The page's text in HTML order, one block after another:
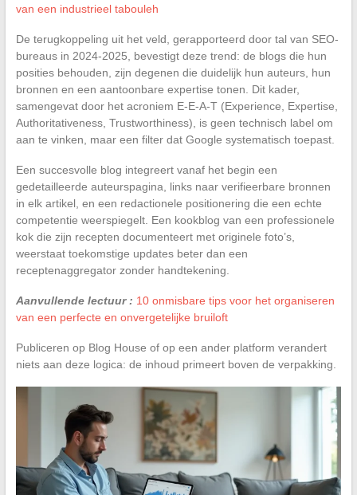
van een industrieel tabouleh
De terugkoppeling uit het veld, gerapporteerd door tal van SEO-
bureaus in 2024-2025, bevestigt deze trend: de blogs die hun
posities behouden, zijn degenen die duidelijk hun auteurs, hun
bronnen en een aantoonbare expertise tonen. Dit kader,
samengevat door het acroniem E-E-A-T (Experience, Expertise,
Authoritativeness, Trustworthiness), is geen technisch label om
aan te vinken, maar een filter dat Google systematisch toepast.
Een succesvolle blog integreert vanaf het begin een
gedetailleerde auteurspagina, links naar verifieerbare bronnen
in elk artikel, en een redactionele positionering die een echte
competentie weerspiegelt. Een kookblog van een professionele
kok die zijn recepten documenteert met originele foto’s,
weerstaat toekomstige updates beter dan een
receptenaggregator zonder handtekening.
Aanvullende lectuur : 10 onmisbare tips voor het organiseren
van een perfecte en onvergetelijke bruiloft
Publiceren op Blog House of op een ander platform verandert
niets aan deze logica: de inhoud primeert boven de verpakking.